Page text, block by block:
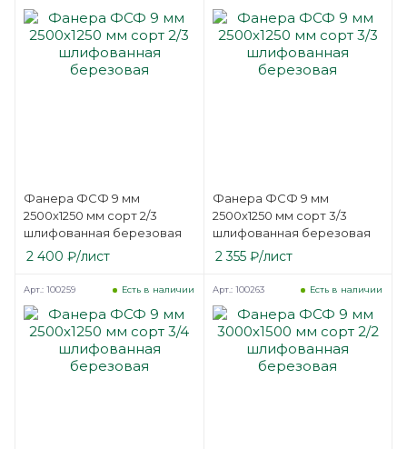
Фанера ФСФ 9 мм
2500х1250 мм сорт 2/3
шлифованная березовая
2 400 ₽/лист
Фанера ФСФ 9 мм
2500х1250 мм сорт 3/3
шлифованная березовая
2 355₽/лист
Есть в наличии
Арт.: 100259 Есть в наличии
Арт.: 100263